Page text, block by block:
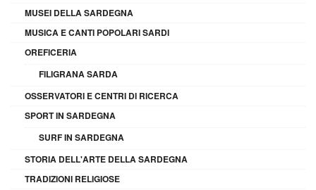
MUSEI DELLA SARDEGNA
MUSICA E CANTI POPOLARI SARDI
OREFICERIA
FILIGRANA SARDA
OSSERVATORI E CENTRI DI RICERCA
SPORT IN SARDEGNA
SURF IN SARDEGNA
STORIA DELL'ARTE DELLA SARDEGNA
TRADIZIONI RELIGIOSE